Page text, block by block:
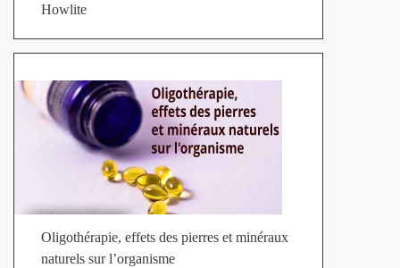
Howlite
Oligothérapie, effets des pierres et minéraux
naturels sur l’organisme